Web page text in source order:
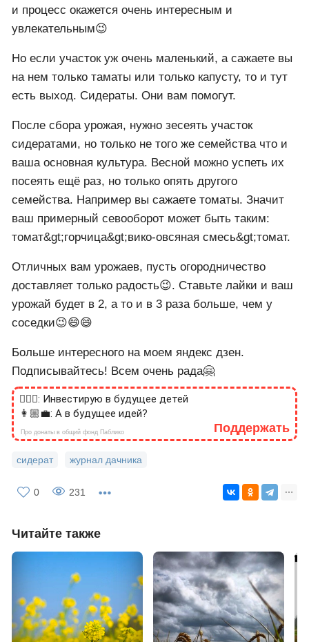
и процесс окажется очень интересным и
увлекательным😉
Но если участок уж очень маленький, а сажаете вы
на нем только таматы или только капусту, то и тут
есть выход. Сидераты. Они вам помогут.
После сбора урожая, нужно зесеять участок
сидератами, но только не того же семейства что и
ваша основная культура. Весной можно успеть их
посеять ещё раз, но только опять другого
семейства. Например вы сажаете томаты. Значит
ваш примерный севооборот может быть таким:
томат&gt;горчица&gt;вико-овсяная смесь&gt;томат.
Отличных вам урожаев, пусть огородничество
доставляет только радость😉. Ставьте лайки и ваш
урожай будет в 2, а то и в 3 раза больше, чем у
соседки😉😄😄
Больше интересного на моем яндекс дзен.
Подписывайтесь! Всем очень рада🤗
🙎🏻‍♂️: Инвестирую в будущее детей
👩🏼‍💼: А в будущее идей?
Поддержать
Про донаты в общий фонд Паблико
сидерат журнал дачника
0 231
Читайте также